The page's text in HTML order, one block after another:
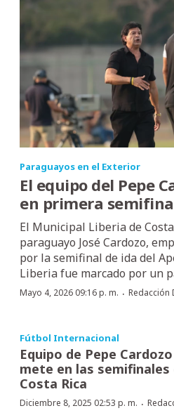
Paraguayos en el Exterior
El equipo del Pepe
en primera
El Municipal Liberia de
paraguayo José Cardozo,
por la semifinal de ida del
Liberia fue marcado por un
Mayo 4, 2026 09:16 p. m. · Redacción
Fútbol Internacional
Equipo de Pepe
mete en las semifinales
Costa Rica
Diciembre 8, 2025 02:53 p. m. ·